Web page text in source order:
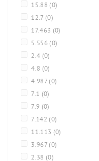
15.88 (0)
12.7 (0)
17.463 (0)
5.556 (0)
2.4 (0)
4.8 (0)
4.987 (0)
7.1 (0)
7.9 (0)
7.142 (0)
11.113 (0)
3.967 (0)
2.38 (0)